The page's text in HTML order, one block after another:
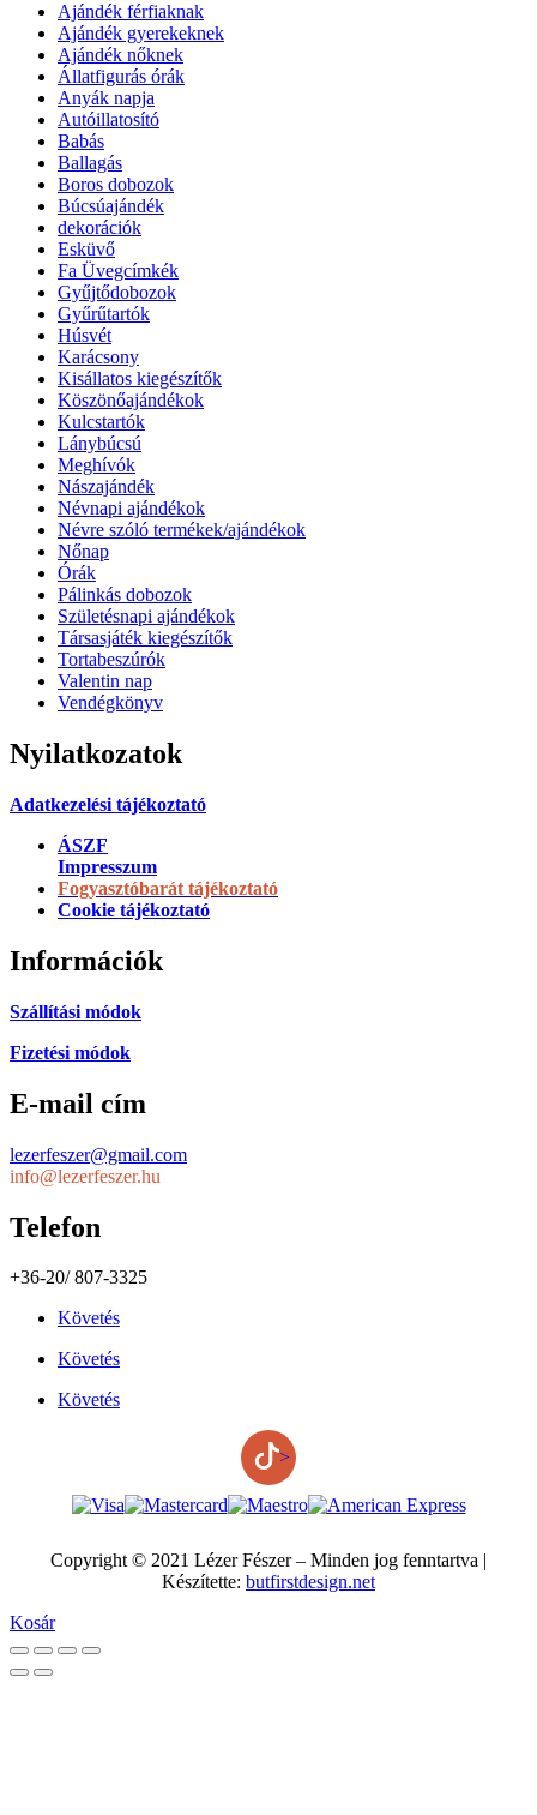
Ajándék férfiaknak
Ajándék gyerekeknek
Ajándék nőknek
Állatfigurás órák
Anyák napja
Autóillatosító
Babás
Ballagás
Boros dobozok
Búcsúajándék
dekorációk
Esküvő
Fa Üvegcímkék
Gyűjtődobozok
Gyűrűtartók
Húsvét
Karácsony
Kisállatos kiegészítők
Köszönőajándékok
Kulcstartók
Lánybúcsú
Meghívók
Nászajándék
Névnapi ajándékok
Névre szóló termékek/ajándékok
Nőnap
Órák
Pálinkás dobozok
Születésnapi ajándékok
Társasjáték kiegészítők
Tortabeszúrók
Valentin nap
Vendégkönyv
Nyilatkozatok
Adatkezelési tájékoztató
ÁSZF
Impresszum
Fogyasztóbarát tájékoztató
Cookie tájékoztató
Információk
Szállítási módok
Fizetési módok
E-mail cím
lezerfeszer@gmail.com
info@lezerfeszer.hu
Telefon
+36-20/ 807-3325
Követés
Követés
Követés
>
Copyright © 2021 Lézer Fészer – Minden jog fenntartva |
Készítette: butfirstdesign.net
Kosár